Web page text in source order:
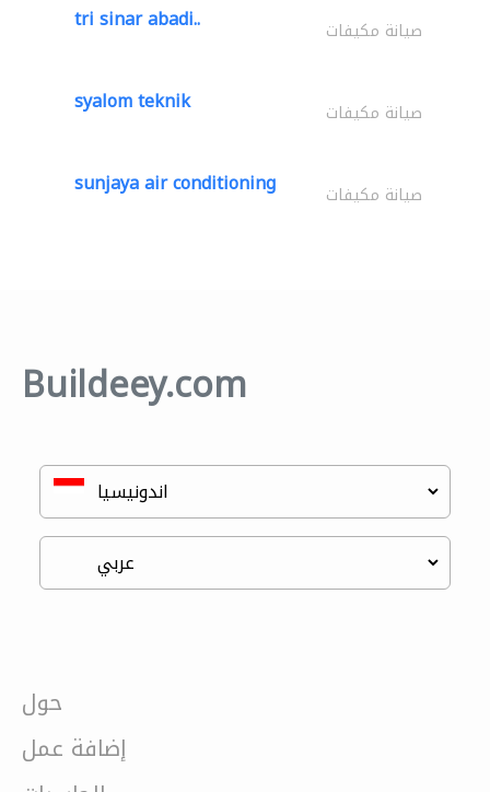
tri sinar abadi.. صيانة مكيفات
syalom teknik صيانة مكيفات
sunjaya air conditioning صيانة مكيفات
Buildeey.com
حول
إضافة عمل